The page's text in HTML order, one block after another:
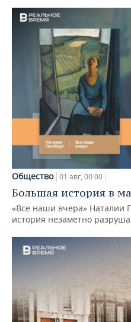
Общество 01 авг, 00:00
Большая история в
«Все наши вчера» Наталии
история незаметно